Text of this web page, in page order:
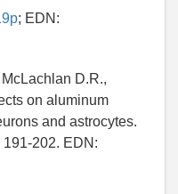
; EDN:
D.R.,
on aluminum
and astrocytes.
202. EDN: